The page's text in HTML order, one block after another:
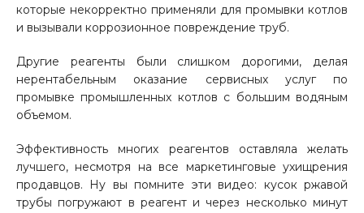
которые некорректно применяли для промывки котлов
и вызывали коррозионное повреждение труб.
Другие реагенты были слишком дорогими, делая
нерентабельным оказание сервисных услуг по
промывке промышленных котлов с большим водяным
объемом.
Эффективность многих реагентов оставляла желать
лучшего, несмотря на все маркетинговые ухищрения
продавцов. Ну вы помните эти видео: кусок ржавой
трубы погружают в реагент и через несколько минут